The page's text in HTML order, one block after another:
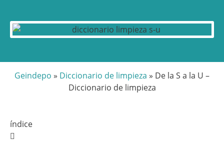
Geindepo » Diccionario de limpieza » De la S a la U –
Diccionario de limpieza
índice